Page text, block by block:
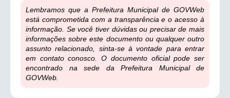
Lembramos que a Prefeitura Municipal de GOVWeb
está comprometida com a transparência e o acesso à
informação. Se você tiver dúvidas ou precisar de mais
informações sobre este documento ou qualquer outro
assunto relacionado, sinta-se à vontade para entrar
em contato conosco. O documento oficial pode ser
encontrado na sede da Prefeitura Municipal de
GOVWeb.